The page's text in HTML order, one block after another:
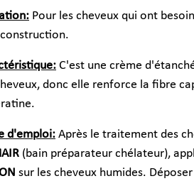
Pour les cheveux qui ont
C'est une crème
donc elle renforce la fibre
d'emploi: Après le traitement des
(bain préparateur chélateur),
sur les cheveux humides.